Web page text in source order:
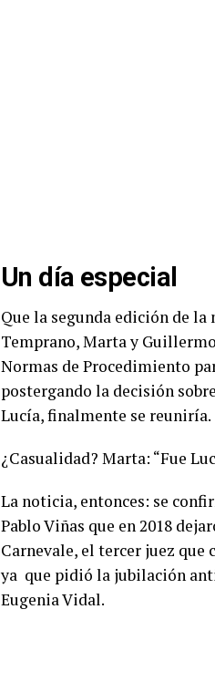
Un día especial
Que la segunda edición de
Temprano, Marta y
Normas de Procedimiento
postergando la decisión
Lucía, finalmente se reuniría.
¿Casualidad? Marta: “Fue
La noticia, entonces: se
Pablo Viñas que en 2018
Carnevale, el tercer juez
ya que pidió la jubilación
Eugenia Vidal.